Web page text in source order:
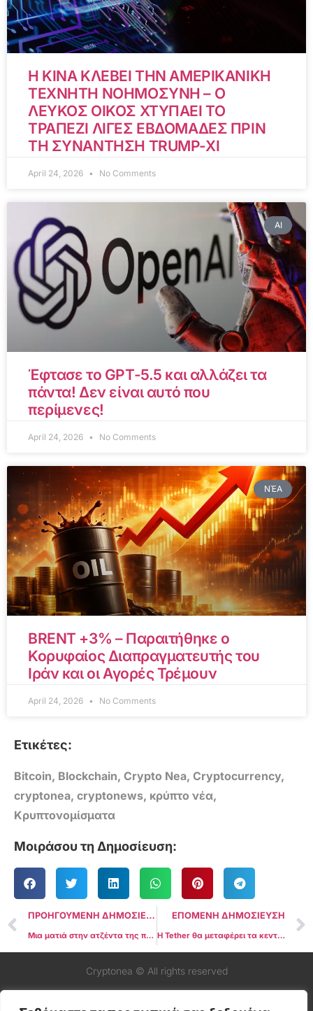
Η ΚΙΝΑ ΚΛΕΒΕΙ ΤΗΝ ΑΜΕΡΙΚΑΝΙΚΗ
ΤΕΧΝΗΤΗ ΝΟΗΜΟΣΥΝΗ – Ο
ΛΕΥΚΟΣ ΟΙΚΟΣ ΧΤΥΠΑΕΙ ΤΟ
ΤΡΑΠΕΖΙ ΛΙΓΕΣ ΕΒΔΟΜΑΔΕΣ ΠΡΙΝ
ΤΗ ΣΥΝΑΝΤΗΣΗ TRUMP-XI
April 24, 2026 No Comments
AI
Έφτασε το GPT-5.5 και αλλάζει τα
πάντα! Δεν είναι αυτό που
περίμενες!
April 24, 2026 No Comments
ΝΈΑ
BRENT +3% – Παραιτήθηκε ο
Κορυφαίος Διαπραγματευτής του
Ιράν και οι Αγορές Τρέμουν
April 24, 2026 No Comments
Ετικέτες:
Bitcoin, Blockchain, Crypto Nea, Cryptocurrency,
cryptonea, cryptonews, κρύπτο νέα,
Κρυπτονομίσματα
Μοιράσου τη Δημοσίευση:
ΠΡΟΗΓΟΥΜΕΝΗ ΔΗΜΟΣΙΕΥΣΗ
Μια ματιά στην ατζέντα της πρώτης ημέρας του «crypto προέδρου» Ντόναλντ Τραμπ
ΕΠΟΜΕΝΗ ΔΗΜΟΣΙΕΥΣΗ
Η Tether θα μεταφέρει τα κεντρικά της γραφεία στο Ελ Σαλβαδόρ μετά την έγκριση της άδειας
Cryptonea © All rights reserved